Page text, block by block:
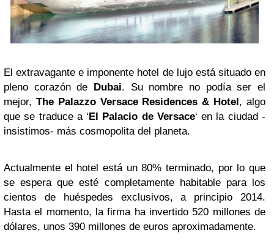
El extravagante e imponente hotel de lujo está situado en
pleno corazón de Dubai. Su nombre no podía ser el
mejor, The Palazzo Versace Residences & Hotel, algo
que se traduce a ‘El Palacio de Versace‘ en la ciudad -
insistimos- más cosmopolita del planeta.
Actualmente el hotel está un 80% terminado, por lo que
se espera que esté completamente habitable para los
cientos de huéspedes exclusivos, a principio 2014.
Hasta el momento, la firma ha invertido 520 millones de
dólares, unos 390 millones de euros aproximadamente.